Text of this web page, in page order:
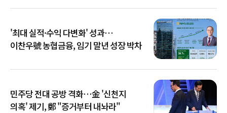
'최대 실적·수익 다변화' 성과…
이찬우號 농협금융, 임기 말년 성장 박차
민주당 전대 공방 격화…金 '신천지
의혹' 제기, 鄭 "증거부터 내놔라"